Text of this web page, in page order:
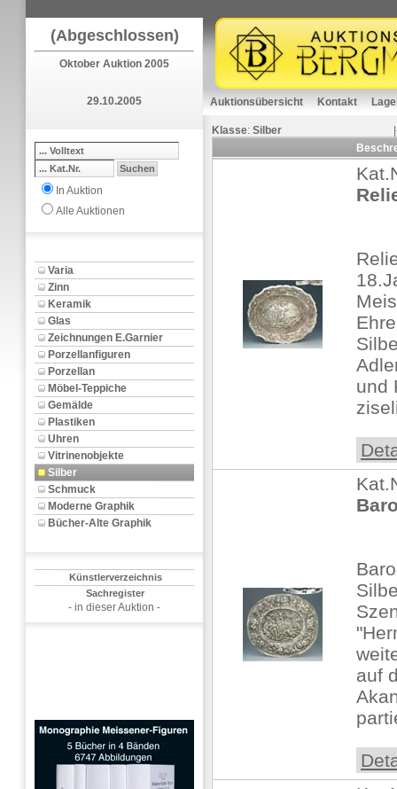
(Abgeschlossen)
Oktober Auktion 2005
29.10.2005
In Auktion
Alle Auktionen
Varia
Zinn
Keramik
Glas
Zeichnungen E.Garnier
Porzellanfiguren
Porzellan
Möbel-Teppiche
Gemälde
Plastiken
Uhren
Vitrinenobjekte
Silber
Schmuck
Moderne Graphik
Bücher-Alte Graphik
Künstlerverzeichnis
Sachregister
- in dieser Auktion -
Auktionsübersicht Kontakt
Klasse: Silber
und
auf